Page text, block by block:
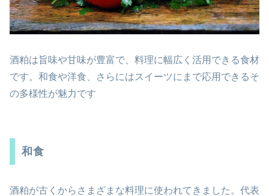
酒粕は旨味や甘味が豊富で、料理に幅広く活用できる食材
です。和食や洋食、さらにはスイーツにまで応用できるそ
の多様性が魅力です
和食
酒粕が古くからさまざまな料理に使われてきました。代表